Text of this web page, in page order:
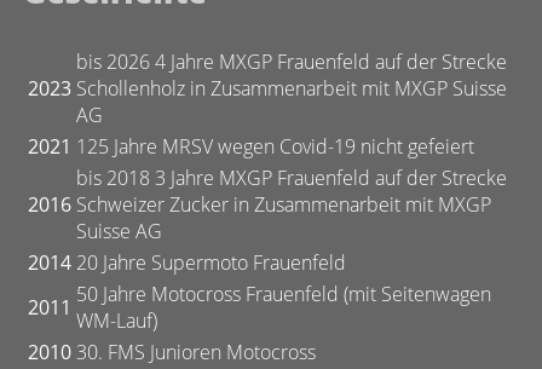
2023
bis 2026 4 Jahre MXGP Frauenfeld auf der Strecke
Schollenholz in Zusammenarbeit mit MXGP Suisse
AG
2021 125 Jahre MRSV wegen Covid-19 nicht gefeiert
2016
bis 2018 3 Jahre MXGP Frauenfeld auf der Strecke
Schweizer Zucker in Zusammenarbeit mit MXGP
Suisse AG
2014 20 Jahre Supermoto Frauenfeld
2011 50 Jahre Motocross Frauenfeld (mit Seitenwagen
WM-Lauf)
2010 30. FMS Junioren Motocross